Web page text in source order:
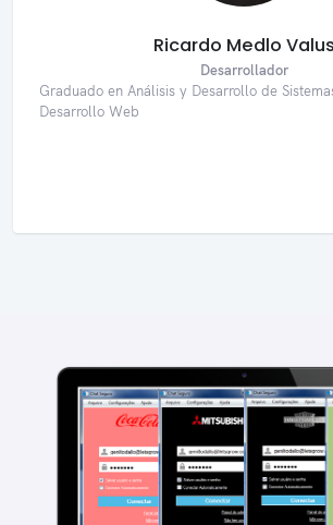
Ricardo Medlo Valus
Desarrollador
Graduado en Análisis y Desarrollo de
Desarrollo Web